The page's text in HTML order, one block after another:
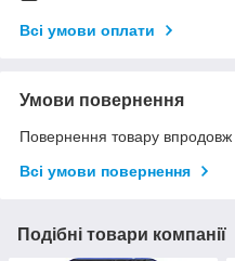
Всі умови оплати
Умови повернення
Повернення товару впродовж
Всі умови повернення
Подібні товари компанії